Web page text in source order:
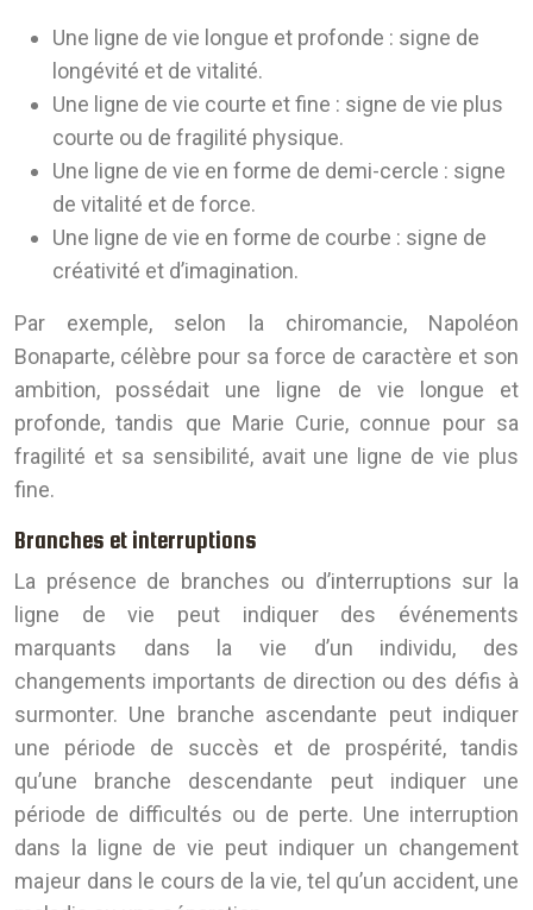
Une ligne de vie longue et profonde : signe de
longévité et de vitalité.
Une ligne de vie courte et fine : signe de vie plus
courte ou de fragilité physique.
Une ligne de vie en forme de demi-cercle : signe
de vitalité et de force.
Une ligne de vie en forme de courbe : signe de
créativité et d’imagination.
Par exemple, selon la chiromancie, Napoléon
Bonaparte, célèbre pour sa force de caractère et son
ambition, possédait une ligne de vie longue et
profonde, tandis que Marie Curie, connue pour sa
fragilité et sa sensibilité, avait une ligne de vie plus
fine.
Branches et interruptions
La présence de branches ou d’interruptions sur la
ligne de vie peut indiquer des événements
marquants dans la vie d’un individu, des
changements importants de direction ou des défis à
surmonter. Une branche ascendante peut indiquer
une période de succès et de prospérité, tandis
qu’une branche descendante peut indiquer une
période de difficultés ou de perte. Une interruption
dans la ligne de vie peut indiquer un changement
majeur dans le cours de la vie, tel qu’un accident, une